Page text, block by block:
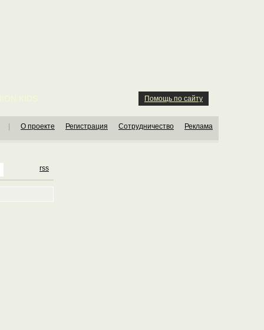
Помощь по сайту
О проекте Регистрация Сотрудничество Реклама
rss